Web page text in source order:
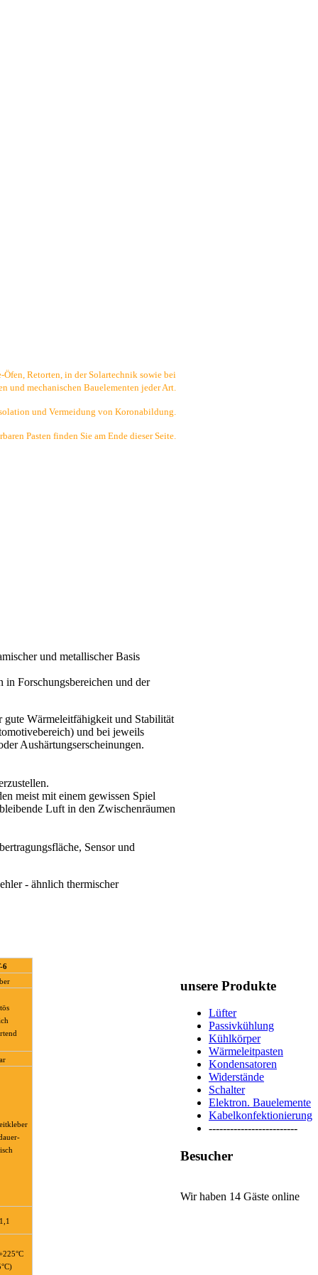
Retorten, in der Solartechnik sowie bei
und mechanischen Bauelementen jeder Art.
und Vermeidung von Koronabildung.
Pasten finden Sie am Ende dieser Seite.
und metallischer Basis
Forschungsbereichen und der
gute Wärmeleitfähigkeit und Stabilität
und bei jeweils
Aushärtungserscheinungen.
meist mit einem gewissen Spiel
Luft in den Zwischenräumen
Sensor und
- ähnlich thermischer
6
unsere Produkte
Lüfter
Passivkühlung
Kühlkörper
Wärmeleitpasten
Kondensatoren
Widerstände
Schalter
Elektron. Bauelemente
Kabelkonfektionierung
-------------------------
Besucher
Wir haben 14 Gäste online